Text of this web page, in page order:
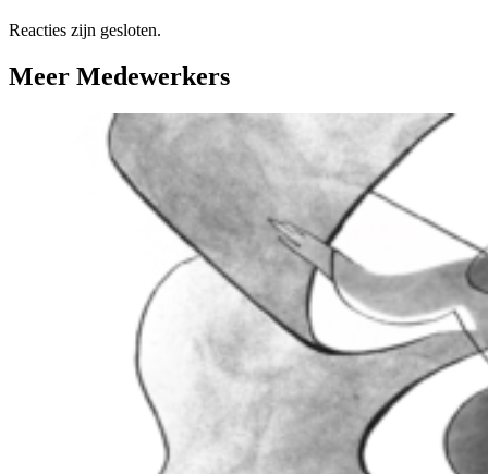
Reacties zijn gesloten.
Meer Medewerkers